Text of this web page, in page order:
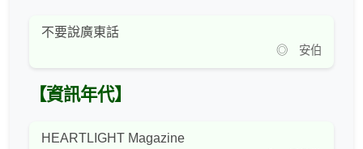
不要說廣東話
◎ 安伯
【資訊年代】
HEARTLIGHT Magazine